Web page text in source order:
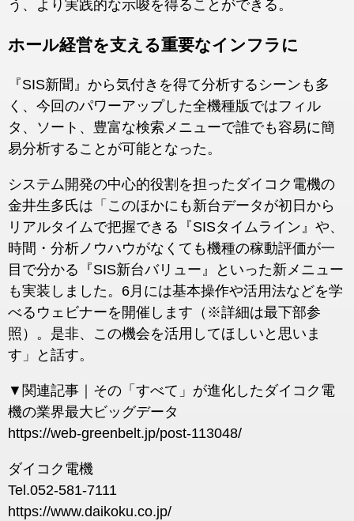
う、より実践的な示唆を得ることができる。
ホール経営を支える重要なインフラに
『SIS新聞』から気付きを得て分析するシーンも多
く、今回のパワーアップした全機種版ではフィル
タ、ソート、豊富な検索メニューで誰でも容易に簡
易分析することが可能となった。
システム開発の中心的役割を担ったダイコク電機の
金井生多氏は「このほかにも新台データが初日から
リアルタイムで把握できる『SISタイムライン』や、
時間・分析ノウハウがなくても機種の稼動評価が一
目で分かる『SIS新台バリュー』といった新メニュー
も実装しました。6月には基本操作や活用法などを学
べるウェビナーを開催します（※詳細は最下部参
照）。是非、この機会を活用してほしいと思いま
す」と話す。
▼関連記事｜その「すべて」が進化したダイコク電
機の業界最大ビッグデータ
https://web-greenbelt.jp/post-113048/
ダイコク電機
Tel.052-581-7111
https://www.daikoku.co.jp/